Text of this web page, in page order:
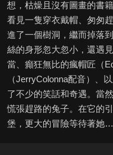
想，枯燥且沒有圖畫的書
看見一隻穿衣戴帽、匆匆
進了一個樹洞，繼而掉落
絲的身形忽大忽小，還遇
當、癲狂無比的瘋帽匠（
（JerryColonna配音）、
了不少的笑話和奇遇。當
慌張趕路的兔子。在它的
堡，更大的冒險等待著她